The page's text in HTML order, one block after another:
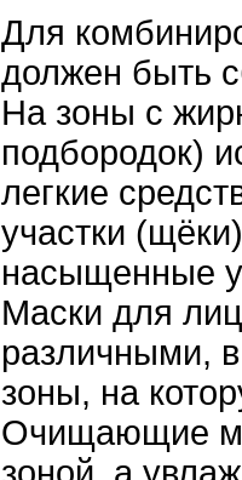
Для
должен быть
На зоны с
подбородок)
легкие
участки
насыщенные
Маски для
различными,
зоны, на
Очищающие